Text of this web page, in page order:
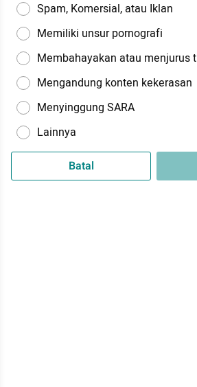
Spam, Komersial, atau Iklan
Memiliki unsur pornografi
Membahayakan atau menjurus
Mengandung konten kekerasan
Menyinggung SARA
Lainnya
Batal